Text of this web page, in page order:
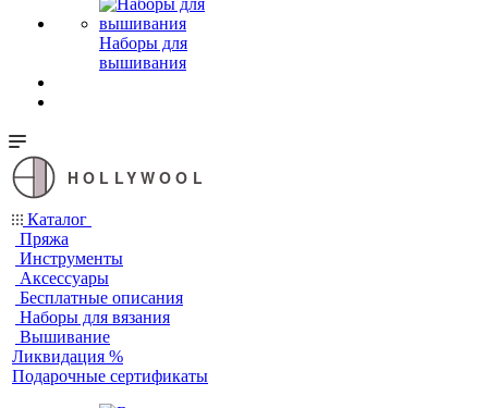
Наборы для
вышивания
HOLLYWOOL
Каталог
Пряжа
Инструменты
Аксессуары
Бесплатные описания
Наборы для вязания
Вышивание
Ликвидация %
Подарочные сертификаты